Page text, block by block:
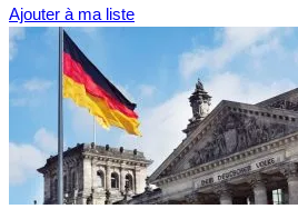
Ajouter à ma liste